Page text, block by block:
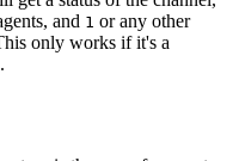
and 1 or any other
only works if it's a
.